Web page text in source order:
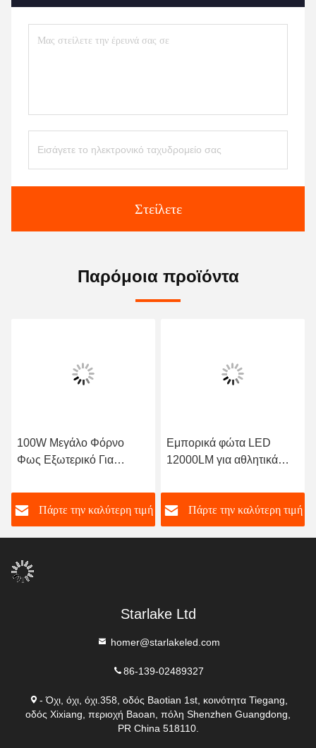
Στείλετε
Παρόμοια προϊόντα
100W Μεγάλο Φόρνο
Φως Εξωτερικό Για
Πρόσοψη Κτιρίου
Πάρτε την καλύτερη τιμή
Εμπορικά φώτα LED
12000LM για αθλητικά
Πάρτε την καλύτερη τιμή
Starlake Ltd
homer@starlakeled.com
86-139-02489327
- Όχι, όχι, όχι.358, οδός Baotian 1st, κοινότητα Tiegang,
οδός Xixiang, περιοχή Baoan, πόλη Shenzhen Guangdong,
PR China 518110.